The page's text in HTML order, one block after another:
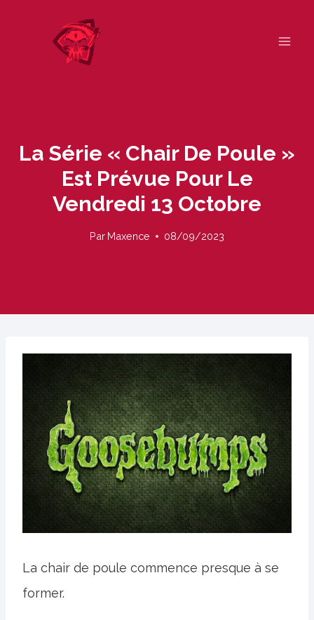
La Série « Chair De Poule »
Est Prévue Pour Le
Vendredi 13 Octobre
Par Maxence 08/09/2023
La chair de poule commence presque à se
former.